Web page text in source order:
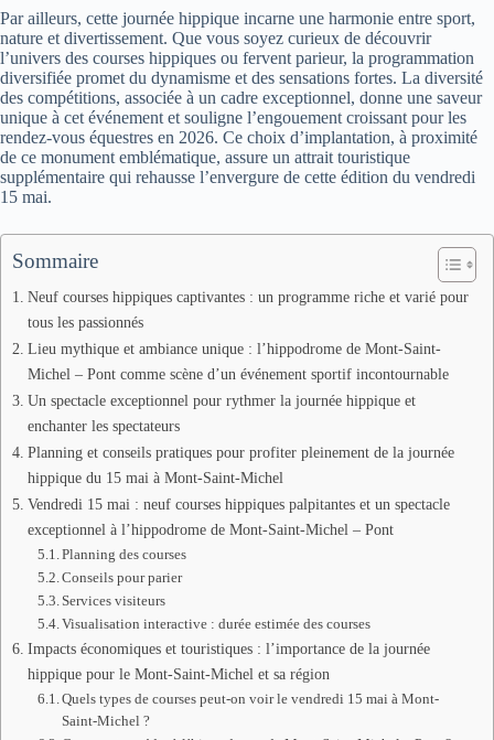
Par ailleurs, cette journée hippique incarne une harmonie entre sport,
nature et divertissement. Que vous soyez curieux de découvrir
l’univers des courses hippiques ou fervent parieur, la programmation
diversifiée promet du dynamisme et des sensations fortes. La diversité
des compétitions, associée à un cadre exceptionnel, donne une saveur
unique à cet événement et souligne l’engouement croissant pour les
rendez-vous équestres en 2026. Ce choix d’implantation, à proximité
de ce monument emblématique, assure un attrait touristique
supplémentaire qui rehausse l’envergure de cette édition du vendredi
15 mai.
Sommaire
Neuf courses hippiques captivantes : un programme riche et varié pour
tous les passionnés
Lieu mythique et ambiance unique : l’hippodrome de Mont-Saint-
Michel – Pont comme scène d’un événement sportif incontournable
Un spectacle exceptionnel pour rythmer la journée hippique et
enchanter les spectateurs
Planning et conseils pratiques pour profiter pleinement de la journée
hippique du 15 mai à Mont-Saint-Michel
Vendredi 15 mai : neuf courses hippiques palpitantes et un spectacle
exceptionnel à l’hippodrome de Mont-Saint-Michel – Pont
Planning des courses
Conseils pour parier
Services visiteurs
Visualisation interactive : durée estimée des courses
Impacts économiques et touristiques : l’importance de la journée
hippique pour le Mont-Saint-Michel et sa région
Quels types de courses peut-on voir le vendredi 15 mai à Mont-
Saint-Michel ?